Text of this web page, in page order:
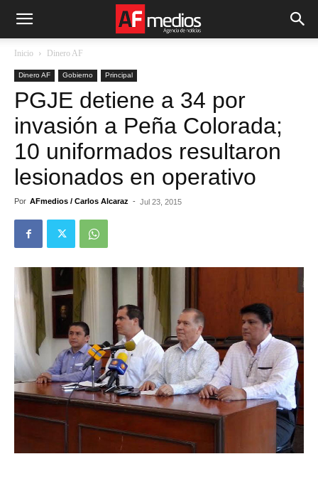
Inicio Dinero AF
Dinero AF Gobierno Principal
PGJE detiene a 34 por
invasión a Peña Colorada;
10 uniformados resultaron
lesionados en operativo
Por AFmedios / Carlos Alcaraz - Jul 23, 2015